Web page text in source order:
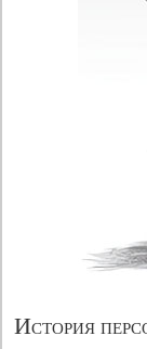
История